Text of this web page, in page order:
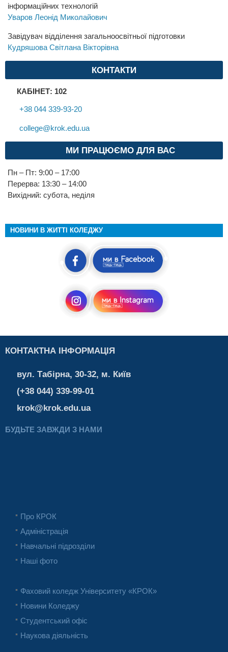
інформаційних технологій
Уваров Леонід Миколайович
Завідувач відділення загальноосвітньої підготовки
Кудряшова Світлана Вікторівна
КОНТАКТИ
КАБІНЕТ: 102
+38 044 339-93-20
college@krok.edu.ua
МИ ПРАЦЮЄМО ДЛЯ ВАС
Пн – Пт: 9:00 – 17:00
Перерва: 13:30 – 14:00
Вихідний: субота, неділя
НОВИНИ В ЖИТТІ КОЛЕДЖУ
КОНТАКТНА ІНФОРМАЦІЯ
вул. Табірна, 30-32, м. Київ
(+38 044) 339-99-01
krok@krok.edu.ua
БУДЬТЕ ЗАВЖДИ З НАМИ
Про КРОК
Адміністрація
Навчальні підрозділи
Наші фото
Фаховий коледж Університету «КРОК»
Новини Коледжу
Студентський офіс
Наукова діяльність